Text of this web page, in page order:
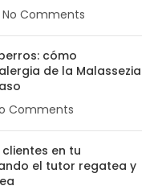
No Comments
cómo
de la Malassezia
Comments
en tu
el tutor regatea y